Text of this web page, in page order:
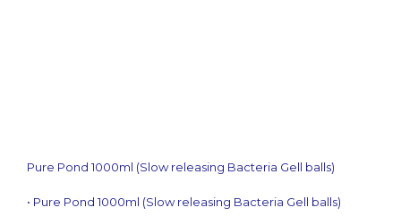
Pure Pond 1000ml (Slow releasing Bacteria Gell balls)
• Pure Pond 1000ml (Slow releasing Bacteria Gell balls)